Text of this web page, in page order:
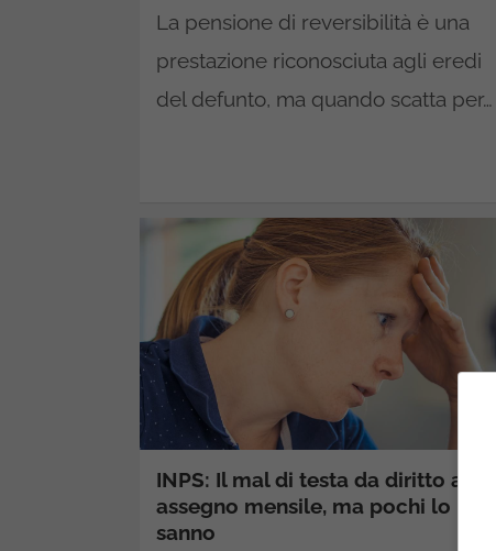
La pensione di reversibilità è una
prestazione riconosciuta agli eredi
del defunto, ma quando scatta per…
INPS: Il mal di testa da diritto ad un
assegno mensile, ma pochi lo
sanno